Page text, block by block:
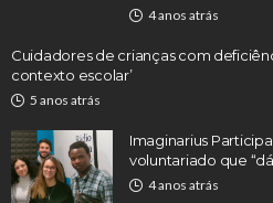
4 anos atrás
Cuidadores de crianças com
contexto escolar’
5 anos atrás
Imaginarius
voluntariado que
4 anos atrás